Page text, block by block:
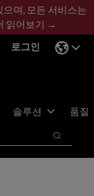
며, 모든 서비스는
읽어보기 →
로그인
솔루션
품질
검색